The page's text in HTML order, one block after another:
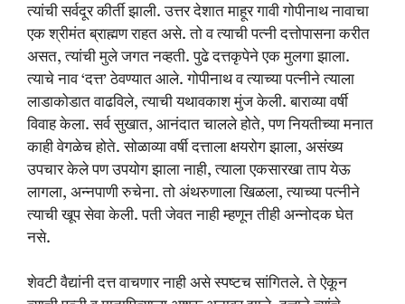
त्यांची सर्वदूर कीर्ती झाली. उत्तर देशात माहूर गावी गोपीनाथ नावाचा
एक श्रीमंत ब्राह्मण राहत असे. तो व त्याची पत्नी दत्तोपासना करीत
असत, त्यांची मुले जगत नव्हती. पुढे दत्तकृपेने एक मुलगा झाला.
त्याचे नाव ‘दत्त’ ठेवण्यात आले. गोपीनाथ व त्याच्या पत्नीने त्याला
लाडाकोडात वाढविले, त्याची यथावकाश मुंज केली. बाराव्या वर्षी
विवाह केला. सर्व सुखात, आनंदात चालले होते, पण नियतीच्या मनात
काही वेगळेच होते. सोळाव्या वर्षी दत्ताला क्षयरोग झाला, असंख्य
उपचार केले पण उपयोग झाला नाही, त्याला एकसारखा ताप येऊ
लागला, अन्नपाणी रुचेना. तो अंथरुणाला खिळला, त्याच्या पत्नीने
त्याची खूप सेवा केली. पती जेवत नाही म्हणून तीही अन्नोदक घेत
नसे.
शेवटी वैद्यांनी दत्त वाचणार नाही असे स्पष्टच सांगितले. ते ऐकून